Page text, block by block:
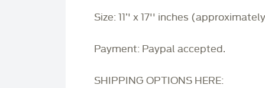
Size: 11’' x 17'' inches
Payment: Paypal accepted.
SHIPPING OPTIONS HERE: